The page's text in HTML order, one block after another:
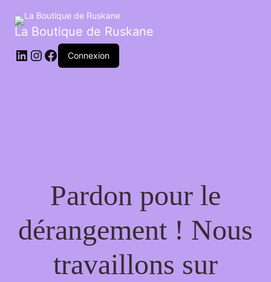
La Boutique de Ruskane
Connexion
Pardon pour le
dérangement ! Nous
travaillons sur